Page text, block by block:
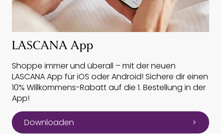
LASCANA App
Shoppe immer und überall – mit der neuen
LASCANA App für iOS oder Android! Sichere dir einen
10% Willkommens-Rabatt auf die 1. Bestellung in der
App!
Downloaden